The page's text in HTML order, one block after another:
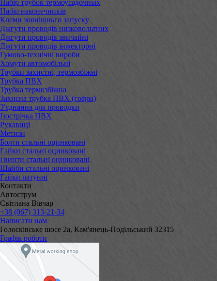
Набір трубок термоусадочных
Набір наконечників
Клеми зовнішньго запуску
Джгути проводів низковольтних
Джгути проводів звичайні
Джгути проводів інжекторні
Гумово-технічні вироби
Хомути автомобільні
Трубки захистні, термозбіжні
Трубка ПВХ
Трубка термозбіжна
Захисна трубка ПВХ (гофра)
З'єднання для проводки
Ізострічка ПВХ
Рукавиці
Метизи
Болти стальні оцинковані
Гайки стальні оцинковані
Гвинти стальні оцинковані
Шайби стальні оцинковані
Гайки латунні
Контакти
Автострум
Світлана Вівчар
+38 (067) 313-21-34
Написати нам
Голосківське шосе 2а, Кам'янець-Подільський 32315
Графік роботи